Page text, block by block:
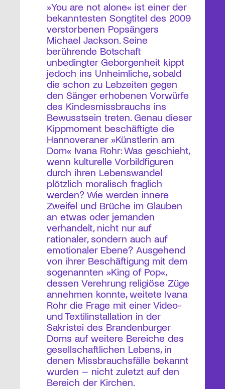
»You are not alone« ist einer der
bekanntesten Songtitel des 2009
verstorbenen Popsängers
Michael Jackson. Seine
berührende Botschaft
unbedingter Geborgenheit kippt
jedoch ins Unheimliche, sobald
die schon zu Lebzeiten gegen
den Sänger erhobenen Vorwürfe
des Kindesmissbrauchs ins
Bewusstsein treten. Genau dieser
Kippmoment beschäftigte die
Hannoveraner »Künstlerin am
Dom« Ivana Rohr: Was geschieht,
wenn kulturelle Vorbildfiguren
durch ihren Lebenswandel
plötzlich moralisch fraglich
werden? Wie werden innere
Zweifel und Brüche im Glauben
an etwas oder jemanden
verhandelt, nicht nur auf
rationaler, sondern auch auf
emotionaler Ebene? Ausgehend
von ihrer Beschäftigung mit dem
sogenannten »King of Pop«,
dessen Verehrung religiöse Züge
annehmen konnte, weitete Ivana
Rohr die Frage mit einer Video-
und Textilinstallation in der
Sakristei des Brandenburger
Doms auf weitere Bereiche des
gesellschaftlichen Lebens, in
denen Missbrauchsfälle bekannt
wurden – nicht zuletzt auf den
Bereich der Kirchen.